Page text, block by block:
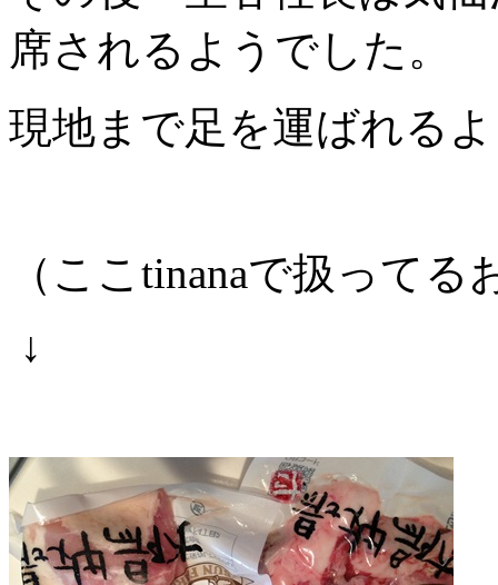
席されるようでした。
現地まで足を運ばれる
（ここtinanaで扱って
↓